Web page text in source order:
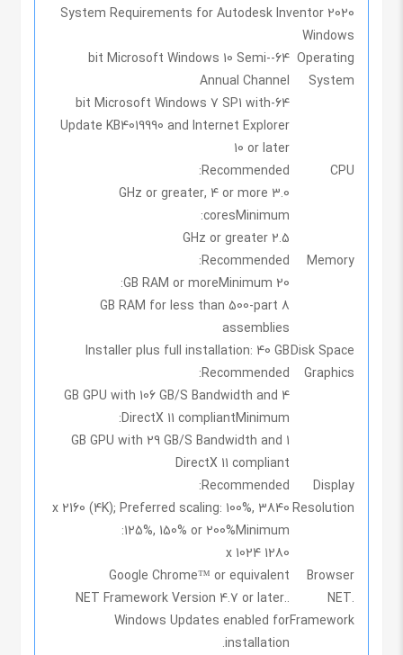
System Requirements for Autodesk Inventor 2020
Windows
Operating
System
64-bit Microsoft Windows 10 Semi-
Annual Channel
64-bit Microsoft Windows 7 SP1 with
Update KB4019990 and Internet Explorer
10 or later
CPU
Recommended:
3.0 GHz or greater, 4 or more
coresMinimum:
2.5 GHz or greater
Memory
Recommended:
20 GB RAM or more
Minimum:
8 GB RAM for less than 500-part
assemblies
Disk Space
Installer plus full installation: 40 GB
Graphics
Recommended:
4 GB GPU with 106 GB/S Bandwidth and
DirectX 11 compliantMinimum:
1 GB GPU with 29 GB/S Bandwidth and
DirectX 11 compliant
Display
Resolution
Recommended:
3840 x 2160 (4K); Preferred scaling: 100%,
125%, 150% or 200%Minimum:
1280 x 1024
Browser
Google Chrome™ or equivalent
.NET
Framework
.NET Framework Version 4.7 or later.
Windows Updates enabled for
installation.